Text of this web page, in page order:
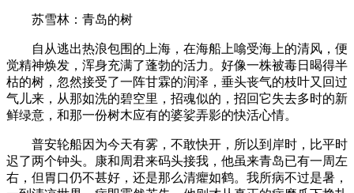
苏雪林：青岛的树
自从逃出热浪包围的上海，在海船上噏受海上的清风，便
觉精神焕发，浑身充满了蓬勃的活力。好像一株被毒日暍得半
枯的树，忽然接受了一阵甘霖的润泽，垂头丧气的枝叶又回过
气儿来，从那如洗的碧空里，招魂似的，招回它失去多时的新
鲜绿意，和那一份树木应有的婆娑弄影的快活心情。
普安轮船因为今天有雾，不敢快开，所以到岸时，比平时
迟了两个钟头。康和周君来码头接我，他虽来青岛已有一周左
右，但胃口仍不甚好，还是那么清癯如鹤。我所病不过是暑，